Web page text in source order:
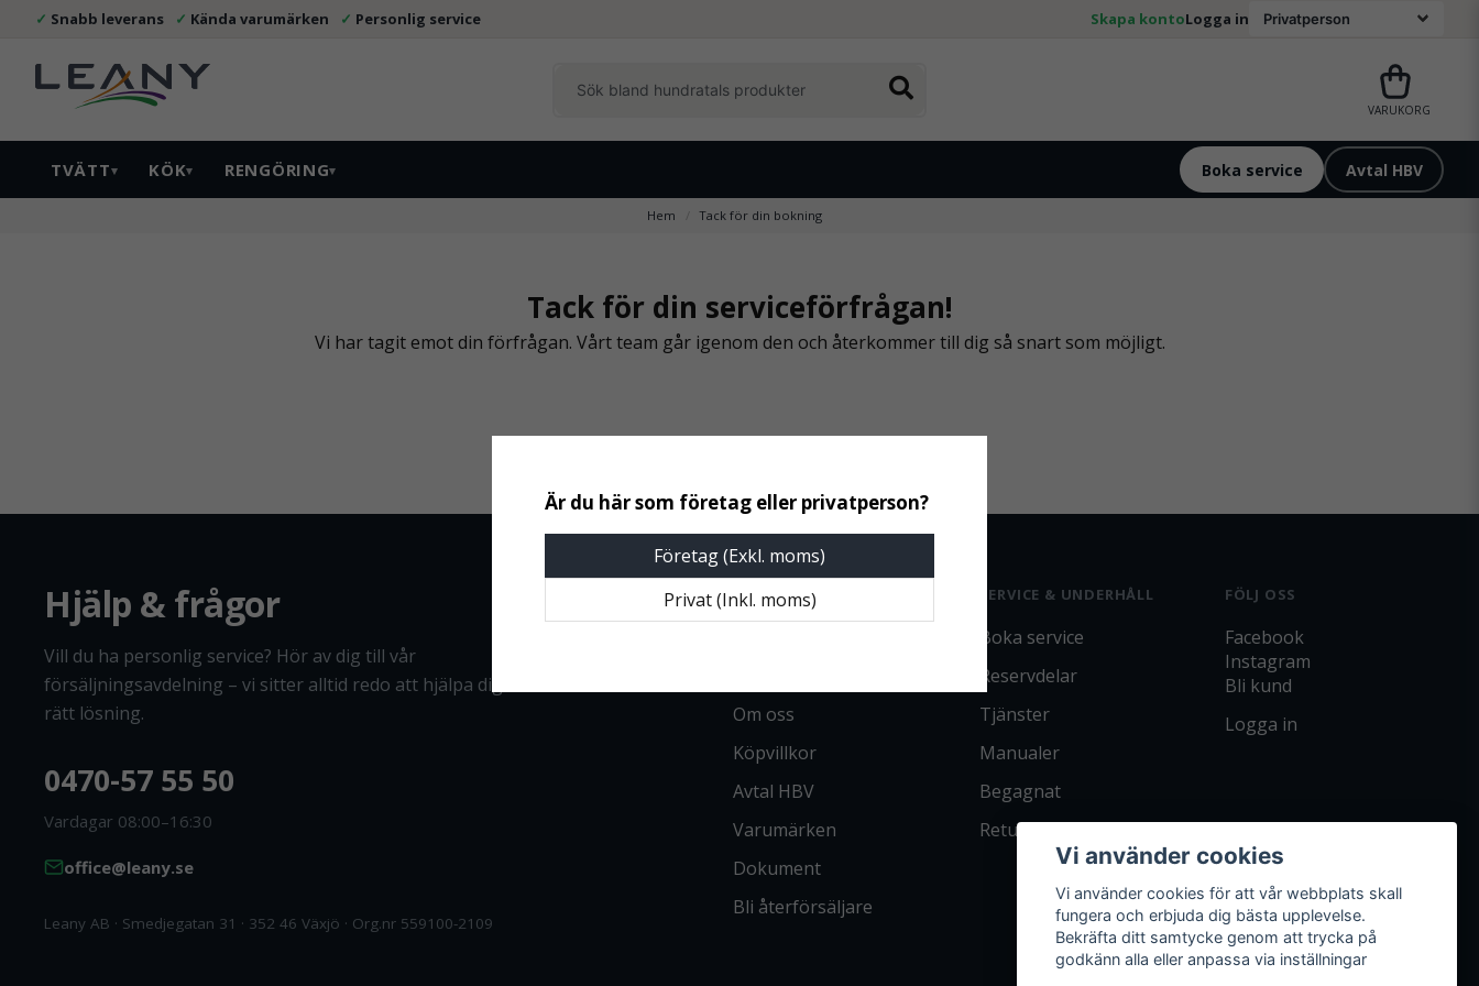
Snabb leverans Kända varumärken Personlig service Skapa kontoLogga in
VARUKORG
TVÄTT▾ KÖK▾ RENGÖRING▾ Boka service Avtal HBV
Hem Tack för din bokning
Tack för din serviceförfrågan!
Vi har tagit emot din förfrågan. Vårt team går igenom den och återkommer till dig så snart som möjligt.
Företag (Exkl. moms)
Privat (Inkl. moms)
Hjälp & frågor
Vill du ha personlig service? Hör av dig till vår
försäljningsavdelning – vi sitter alltid redo att hjälpa dig till
rätt lösning.
0470-57 55 50
Vardagar 08:00–16:30
office@leany.se
Leany AB · Smedjegatan 31 · 352 46 Växjö · Org.nr 559100-2109
INFORMATION
Om oss
Köpvillkor
Avtal HBV
Varumärken
Dokument
Bli återförsäljare
SERVICE & UNDERHÅLL
Boka service
Reservdelar
Tjänster
Manualer
Begagnat
Returpolicy
FÖLJ OSS
Facebook
Instagram
Bli kund
Logga in
Vi använder cookies
Vi använder cookies för att vår webbplats skall
fungera och erbjuda dig bästa upplevelse.
Bekräfta ditt samtycke genom att trycka på
godkänn alla eller anpassa via inställningar